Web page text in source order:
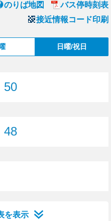
のりば地図
バス停時刻表
接近情報コード印刷
日曜/祝日
50
48
を表示